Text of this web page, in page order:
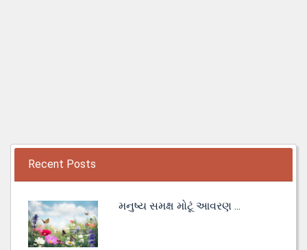
Recent Posts
મનુષ્ય સમક્ષ મોટૂં આવરણ ...